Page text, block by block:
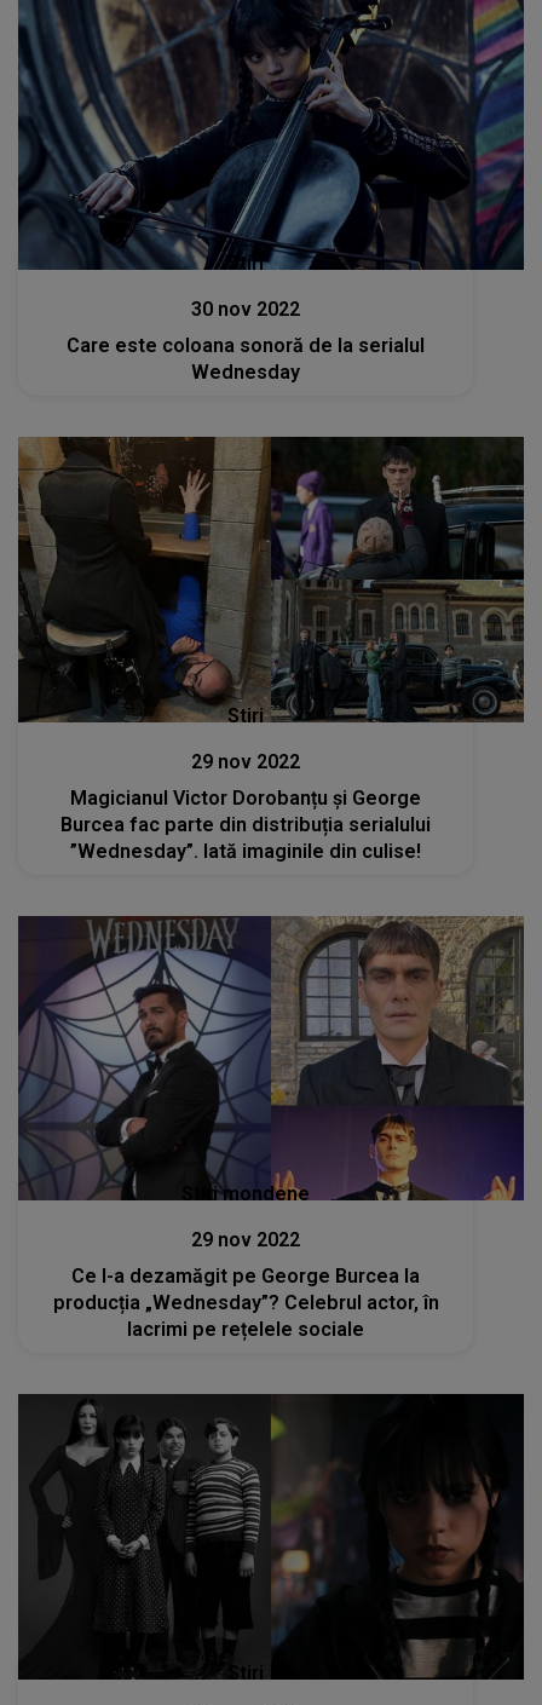
Stiri
30 nov 2022
Care este coloana sonoră de la serialul
Wednesday
Stiri
29 nov 2022
Magicianul Victor Dorobanțu și George
Burcea fac parte din distribuția serialului
”Wednesday”. Iată imaginile din culise!
Stiri mondene
29 nov 2022
Ce l-a dezamăgit pe George Burcea la
producția „Wednesday”? Celebrul actor, în
lacrimi pe rețelele sociale
Stiri